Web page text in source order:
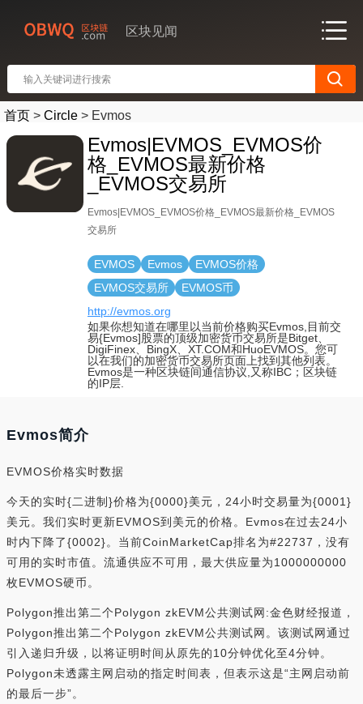
区块见闻
首页 > Circle > Evmos
Evmos|EVMOS_EVMOS价
格_EVMOS最新价格
_EVMOS交易所
Evmos|EVMOS_EVMOS价格_EVMOS最新价格_EVMOS
交易所
EVMOS Evmos
EVMOS价格
EVMOS交易所
EVMOS币
http://evmos.org
如果你想知道在哪里以当前价格购买Evmos,目前交
易{Evmos]股票的顶级加密货币交易所是Bitget、
DigiFinex、BingX、XT.COM和HuoEVMOS。您可
以在我们的加密货币交易所页面上找到其他列表。
Evmos是一种区块链间通信协议,又称IBC；区块链
的IP层.
Evmos简介
EVMOS价格实时数据
今天的实时{二进制}价格为{0000}美元，24小时交易量为{0001}
美元。我们实时更新EVMOS到美元的价格。Evmos在过去24小
时内下降了{0002}。当前CoinMarketCap排名为#22737，没有
可用的实时市值。流通供应不可用，最大供应量为1000000000
枚EVMOS硬币。
Polygon推出第二个Polygon zkEVM公共测试网:金色财经报道，
Polygon推出第二个Polygon zkEVM公共测试网。该测试网通过
引入递归升级，以将证明时间从原先的10分钟优化至4分钟。
Polygon未透露主网启动的指定时间表，但表示这是“主网启动前
的最后一步”。